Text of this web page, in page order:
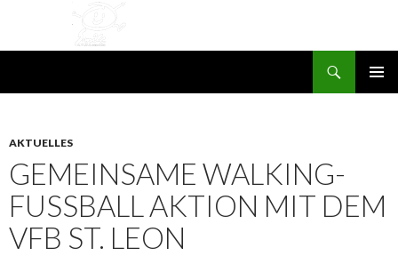
AKTUELLES
GEMEINSAME WALKING-
FUSSBALL AKTION MIT DEM V
FB ST. LEON